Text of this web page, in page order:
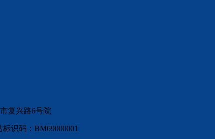
复兴路6号院
识码：BM69000001